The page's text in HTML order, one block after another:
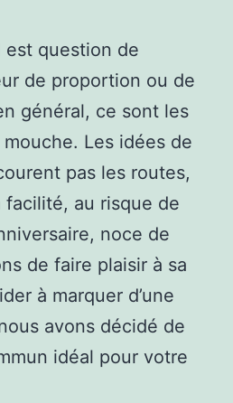
est question de
de proportion ou de
général, ce sont les
Les idées de
pas les routes,
facilité, au risque de
noce de
de faire plaisir à sa
à marquer d’une
avons décidé de
idéal pour votre